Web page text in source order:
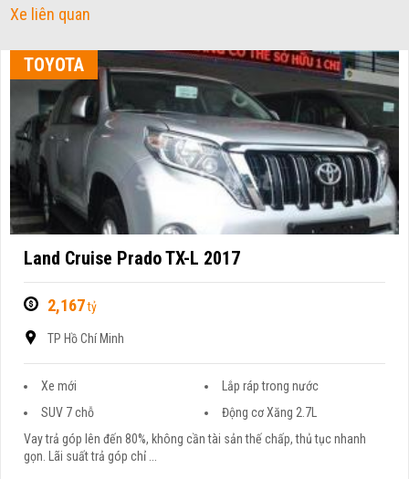
Xe liên quan
TOYOTA
Land Cruise Prado TX-L 2017
2,167tỷ
TP Hồ Chí Minh
Xe mới
Lắp ráp trong nước
SUV 7 chỗ
Động cơ Xăng 2.7L
Vay trả góp lên đến 80%, không cần tài sản thế chấp, thủ tục nhanh
gọn. Lãi suất trả góp chỉ ...